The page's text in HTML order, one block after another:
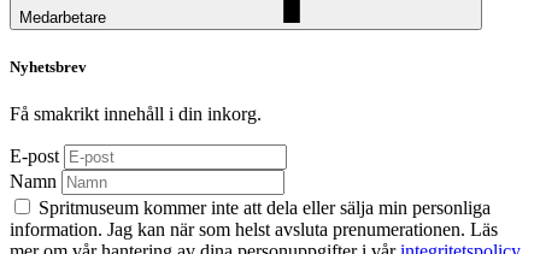
Medarbetare
Nyhetsbrev
Få smakrikt innehåll i din inkorg.
E-post
Namn
Spritmuseum kommer inte att dela eller sälja min personliga
information. Jag kan när som helst avsluta prenumerationen. Läs